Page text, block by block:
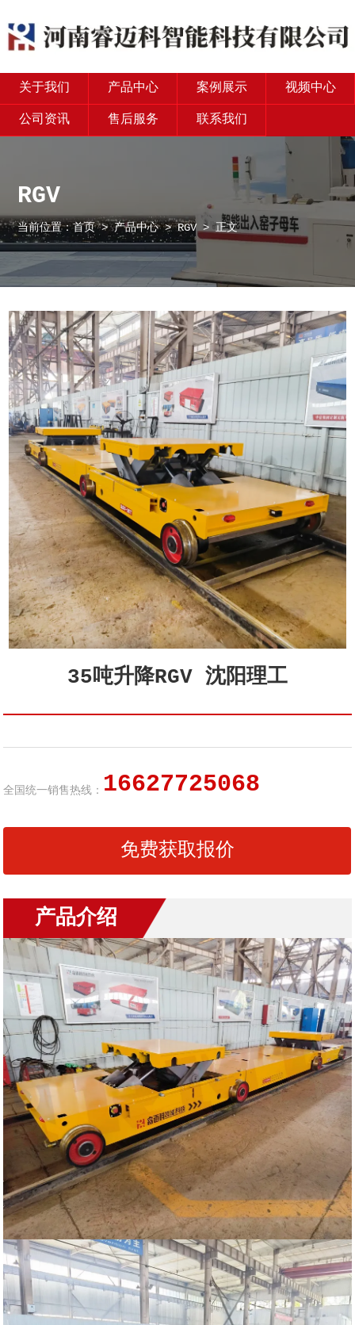
关于我们 产品中心 案例展示 视频中心
公司资讯 售后服务 联系我们
RGV
当前位置：首页>产品中心>RGV > 正文
35吨升降RGV 沈阳理工
全国统一销售热线： 16627725068
免费获取报价
产品介绍